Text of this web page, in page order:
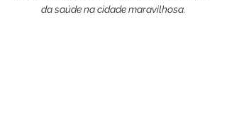
da saúde na cidade maravilhosa.